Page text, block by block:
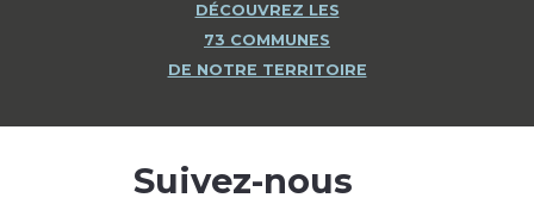
DÉCOUVREZ LES
73 COMMUNES
DE NOTRE TERRITOIRE
Suivez-nous